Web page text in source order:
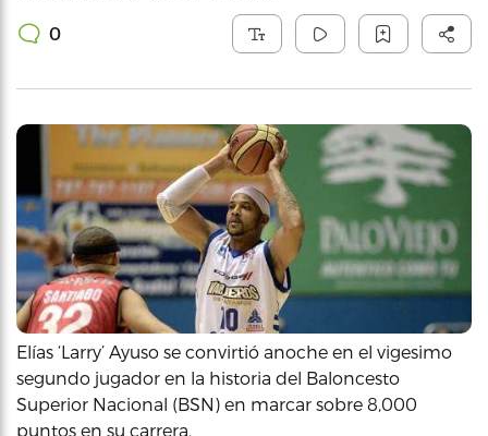
0
Elías ‘Larry’ Ayuso se convirtió anoche en el vigesimo
segundo jugador en la historia del Baloncesto
Superior Nacional (BSN) en marcar sobre 8,000
puntos en su carrera.